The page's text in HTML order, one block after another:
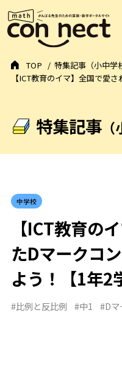
特集記事（
TOP
特集記事（小中学
【ICT教育のイマ】全国で愛
中学校
【ICT教育の
たDマークコ
よう！【1年2
#比例と反比例 #中1 #Dマ